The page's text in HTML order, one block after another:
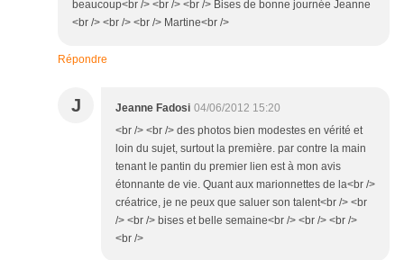
beaucoup<br /> <br /> <br /> Bises de bonne journée Jeanne
<br /> <br /> <br /> Martine<br />
Répondre
J Jeanne Fadosi 04/06/2012 15:20
<br /> <br /> des photos bien modestes en vérité et
loin du sujet, surtout la première. par contre la main
tenant le pantin du premier lien est à mon avis
étonnante de vie. Quant aux marionnettes de la<br />
créatrice, je ne peux que saluer son talent<br /> <br
/> <br /> bises et belle semaine<br /> <br /> <br />
<br />